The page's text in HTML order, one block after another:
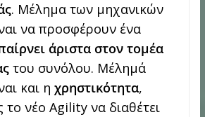
. Μέλημα των μηχανικών
να προσφέρουν ένα
άριστα στον τομέα
του συνόλου. Μέλημά
και η χρηστικότητα,
το νέο Agility να διαθέτει